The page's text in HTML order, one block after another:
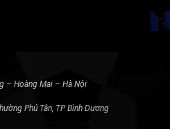
– Hoàng Mai – Hà Nội
Phú Tân, TP Bình Dương